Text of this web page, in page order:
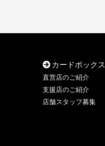
カードボックス
直営店のご紹介
支援店のご紹介
店舗スタッフ募集